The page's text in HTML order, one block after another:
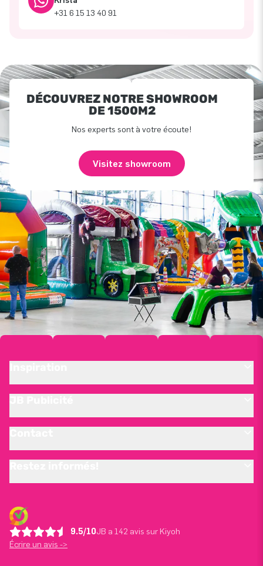
+31 6 15 13 40 91
DÉCOUVREZ NOTRE SHOWROOM
DE 1500M2
Nos experts sont à votre écoute!
Visitez showroom
9.5/10JB a 142 avis sur Kiyoh
Écrire un avis ->